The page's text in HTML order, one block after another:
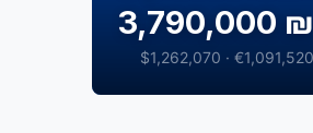
3,790,000 ₪
$1,262,070 · €1,091,520